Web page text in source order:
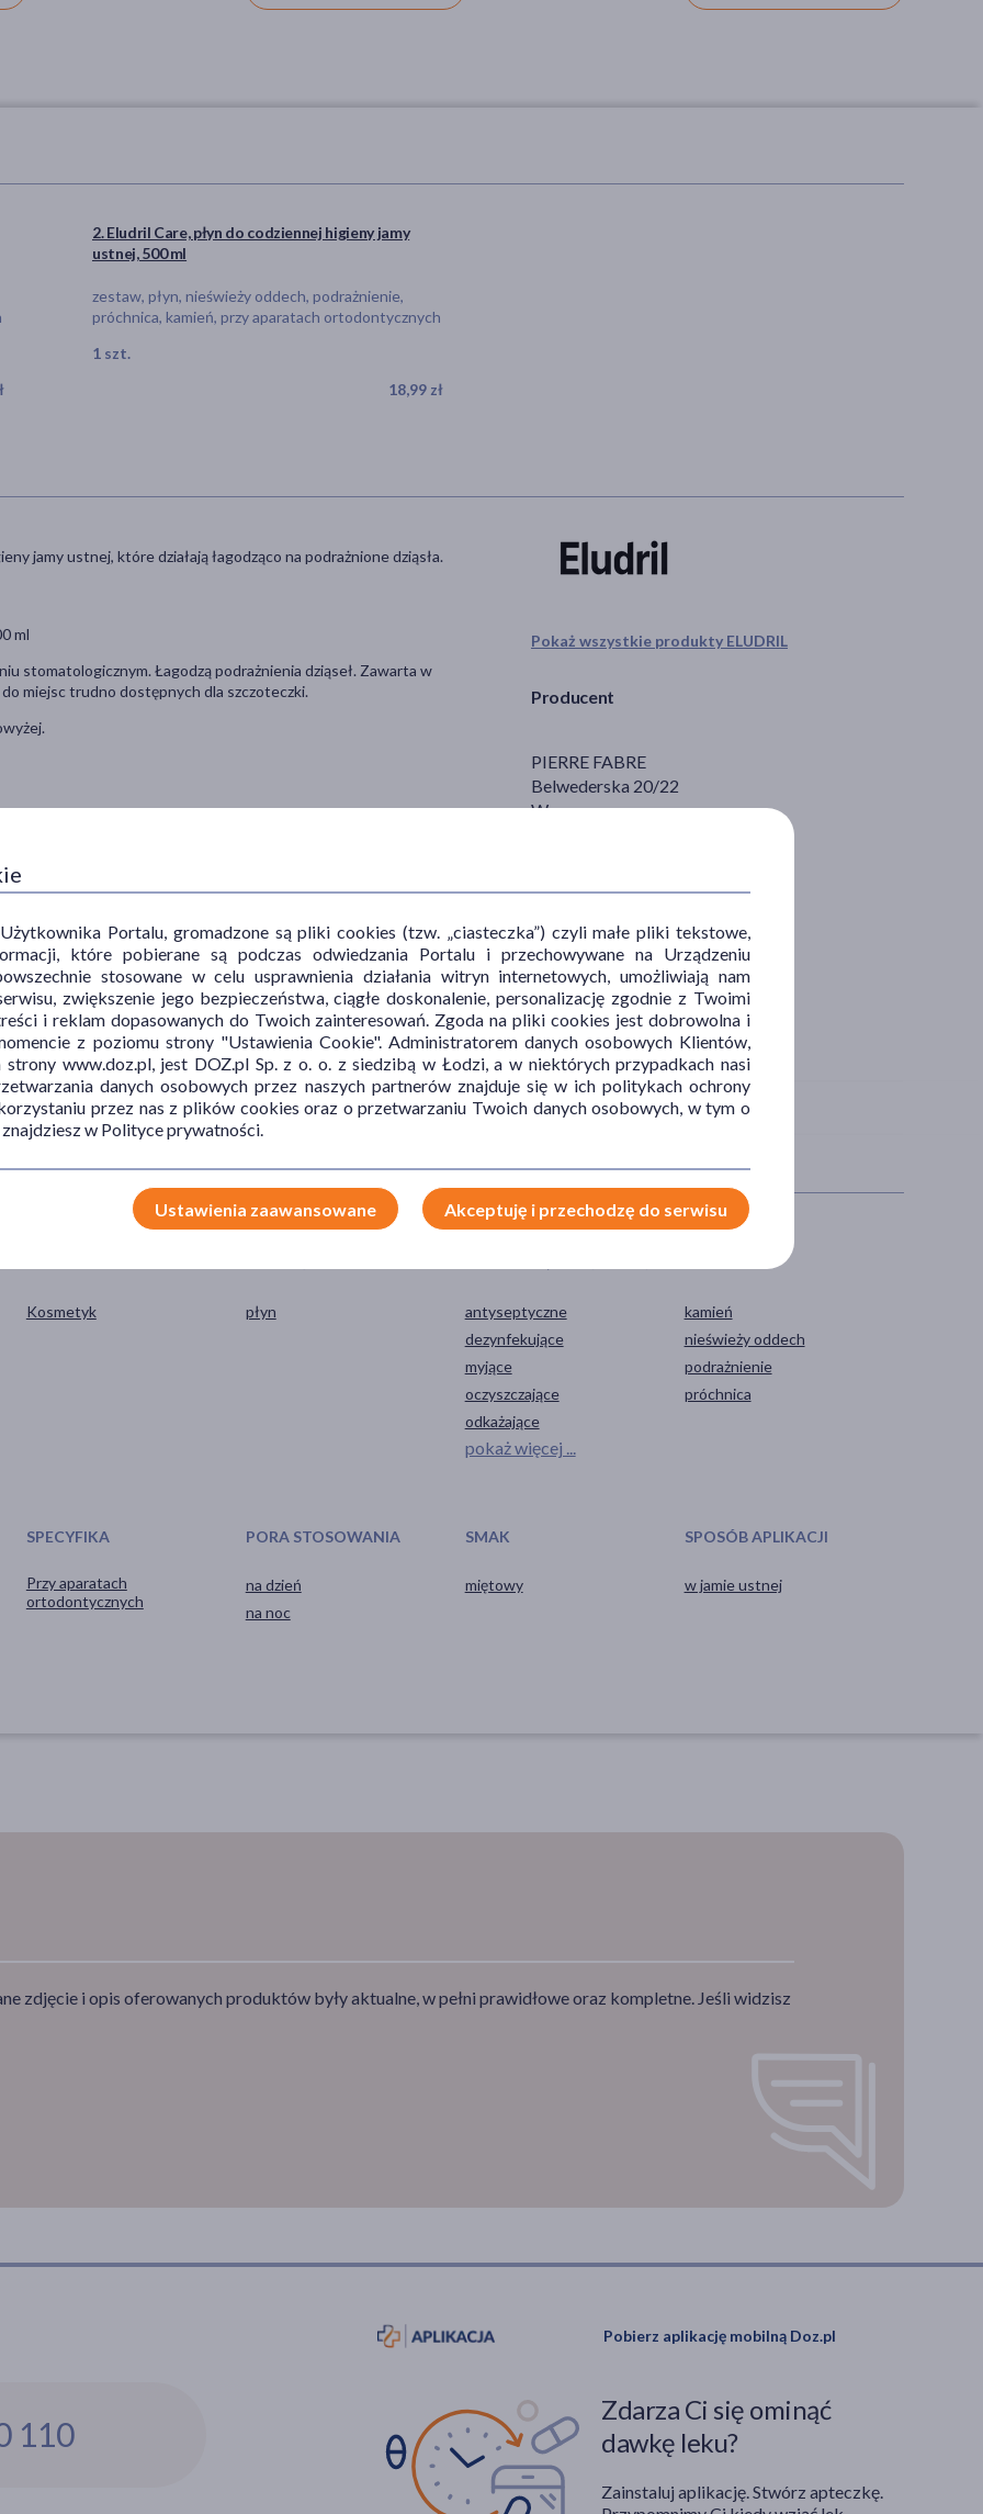
2. Eludril Care, płyn do codziennej higieny jamy
ustnej, 500 ml
zestaw, płyn, nieświeży oddech, podrażnienie,
próchnica, kamień, przy aparatach ortodontycznych
1 szt.
18,99 zł
Pokaż wszystkie produkty ELUDRIL
Producent
PIERRE FABRE
Belwederska 20/22
Warszawa
jamy ustnej, które działają łagodząco na podrażnione dziąsła.
ml
stomatologicznym. Łagodzą podrażnienia dziąseł. Zawarta w
miejsc trudno dostępnych dla szczoteczki.
zębów i języka, ustępujące podczas szczotkowania.
czasie stosowania produktu.
niedostępnym dla dzieci.
preparatu.
ustępuje po dłuższym stosowaniu produktu.
Kosmetyk płyn
antyseptyczne
dezynfekujące
myjące
oczyszczające
odkażające
pokaż więcej ...
kamień
nieświeży oddech
podrażnienie
próchnica
SPECYFIKA
Przy aparatach
ortodontycznych
PORA STOSOWANIA
na dzień
na noc
SMAK
miętowy
SPOSÓB APLIKACJI
w jamie ustnej
zdjęcie i opis oferowanych produktów były aktualne, w pełni prawidłowe oraz kompletne. Jeśli widzisz
110
Pobierz aplikację mobilną Doz.pl
Zdarza Ci się ominąć
dawkę leku?
Zainstaluj aplikację. Stwórz apteczkę.
Portalu, gromadzone są pliki cookies (tzw. „ciasteczka”) czyli małe pliki tekstowe,
które pobierane są podczas odwiedzania Portalu i przechowywane na Urządzeniu
stosowane w celu usprawnienia działania witryn internetowych, umożliwiają nam
zwiększenie jego bezpieczeństwa, ciągłe doskonalenie, personalizację zgodnie z Twoimi
i reklam dopasowanych do Twoich zainteresowań. Zgoda na pliki cookies jest dobrowolna i
z poziomu strony "Ustawienia Cookie". Administratorem danych osobowych Klientów,
www.doz.pl, jest DOZ.pl Sp. z o. o. z siedzibą w Łodzi, a w niektórych przypadkach nasi
danych osobowych przez naszych partnerów znajduje się w ich politykach ochrony
przez nas z plików cookies oraz o przetwarzaniu Twoich danych osobowych, w tym o
w Polityce prywatności.
Ustawienia zaawansowane Akceptuję i przechodzę do serwisu